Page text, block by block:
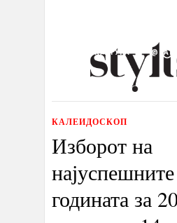
КУЛТУРА
ИЗЛОГ
КАЛЕИДОСКОП
Изборот на
годината за